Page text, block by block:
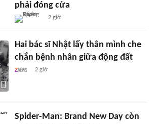
phải đóng cửa
2 giờ
Hai bác sĩ Nhật lấy thân mình che
chắn bệnh nhân giữa động đất
2 giờ
Spider-Man: Brand New Day còn